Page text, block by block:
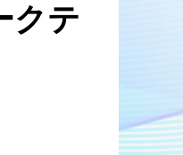
クテ